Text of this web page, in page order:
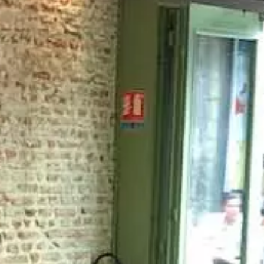
Paramètres de
confidentialité
Afin de faciliter votre navigation et de vous
apporter le meilleur service possible, nous utilisons
des cookies pour améliorer le site aux besoins des
visiteurs, notamment selon la fréquentation.
Nos politique de confidentialité